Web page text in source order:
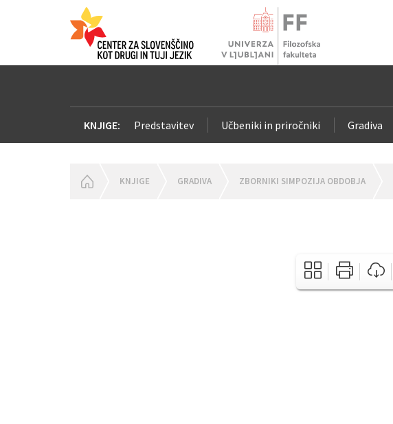
KNJIGE: Predstavitev Učbeniki in priročniki Gradiva
HOMEPAGE
KNJIGE GRADIVA ZBORNIKI SIMPOZIJA OBDOBJA